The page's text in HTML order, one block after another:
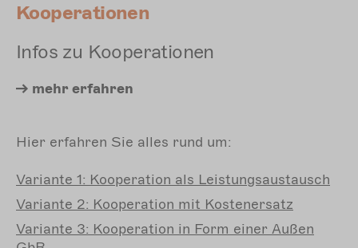
Kooperationen
Infos zu Kooperationen
mehr erfahren
Hier erfahren Sie alles rund um:
Variante 1: Kooperation als Leistungsaustausch
Variante 2: Kooperation mit Kostenersatz
Variante 3: Kooperation in Form einer Außen